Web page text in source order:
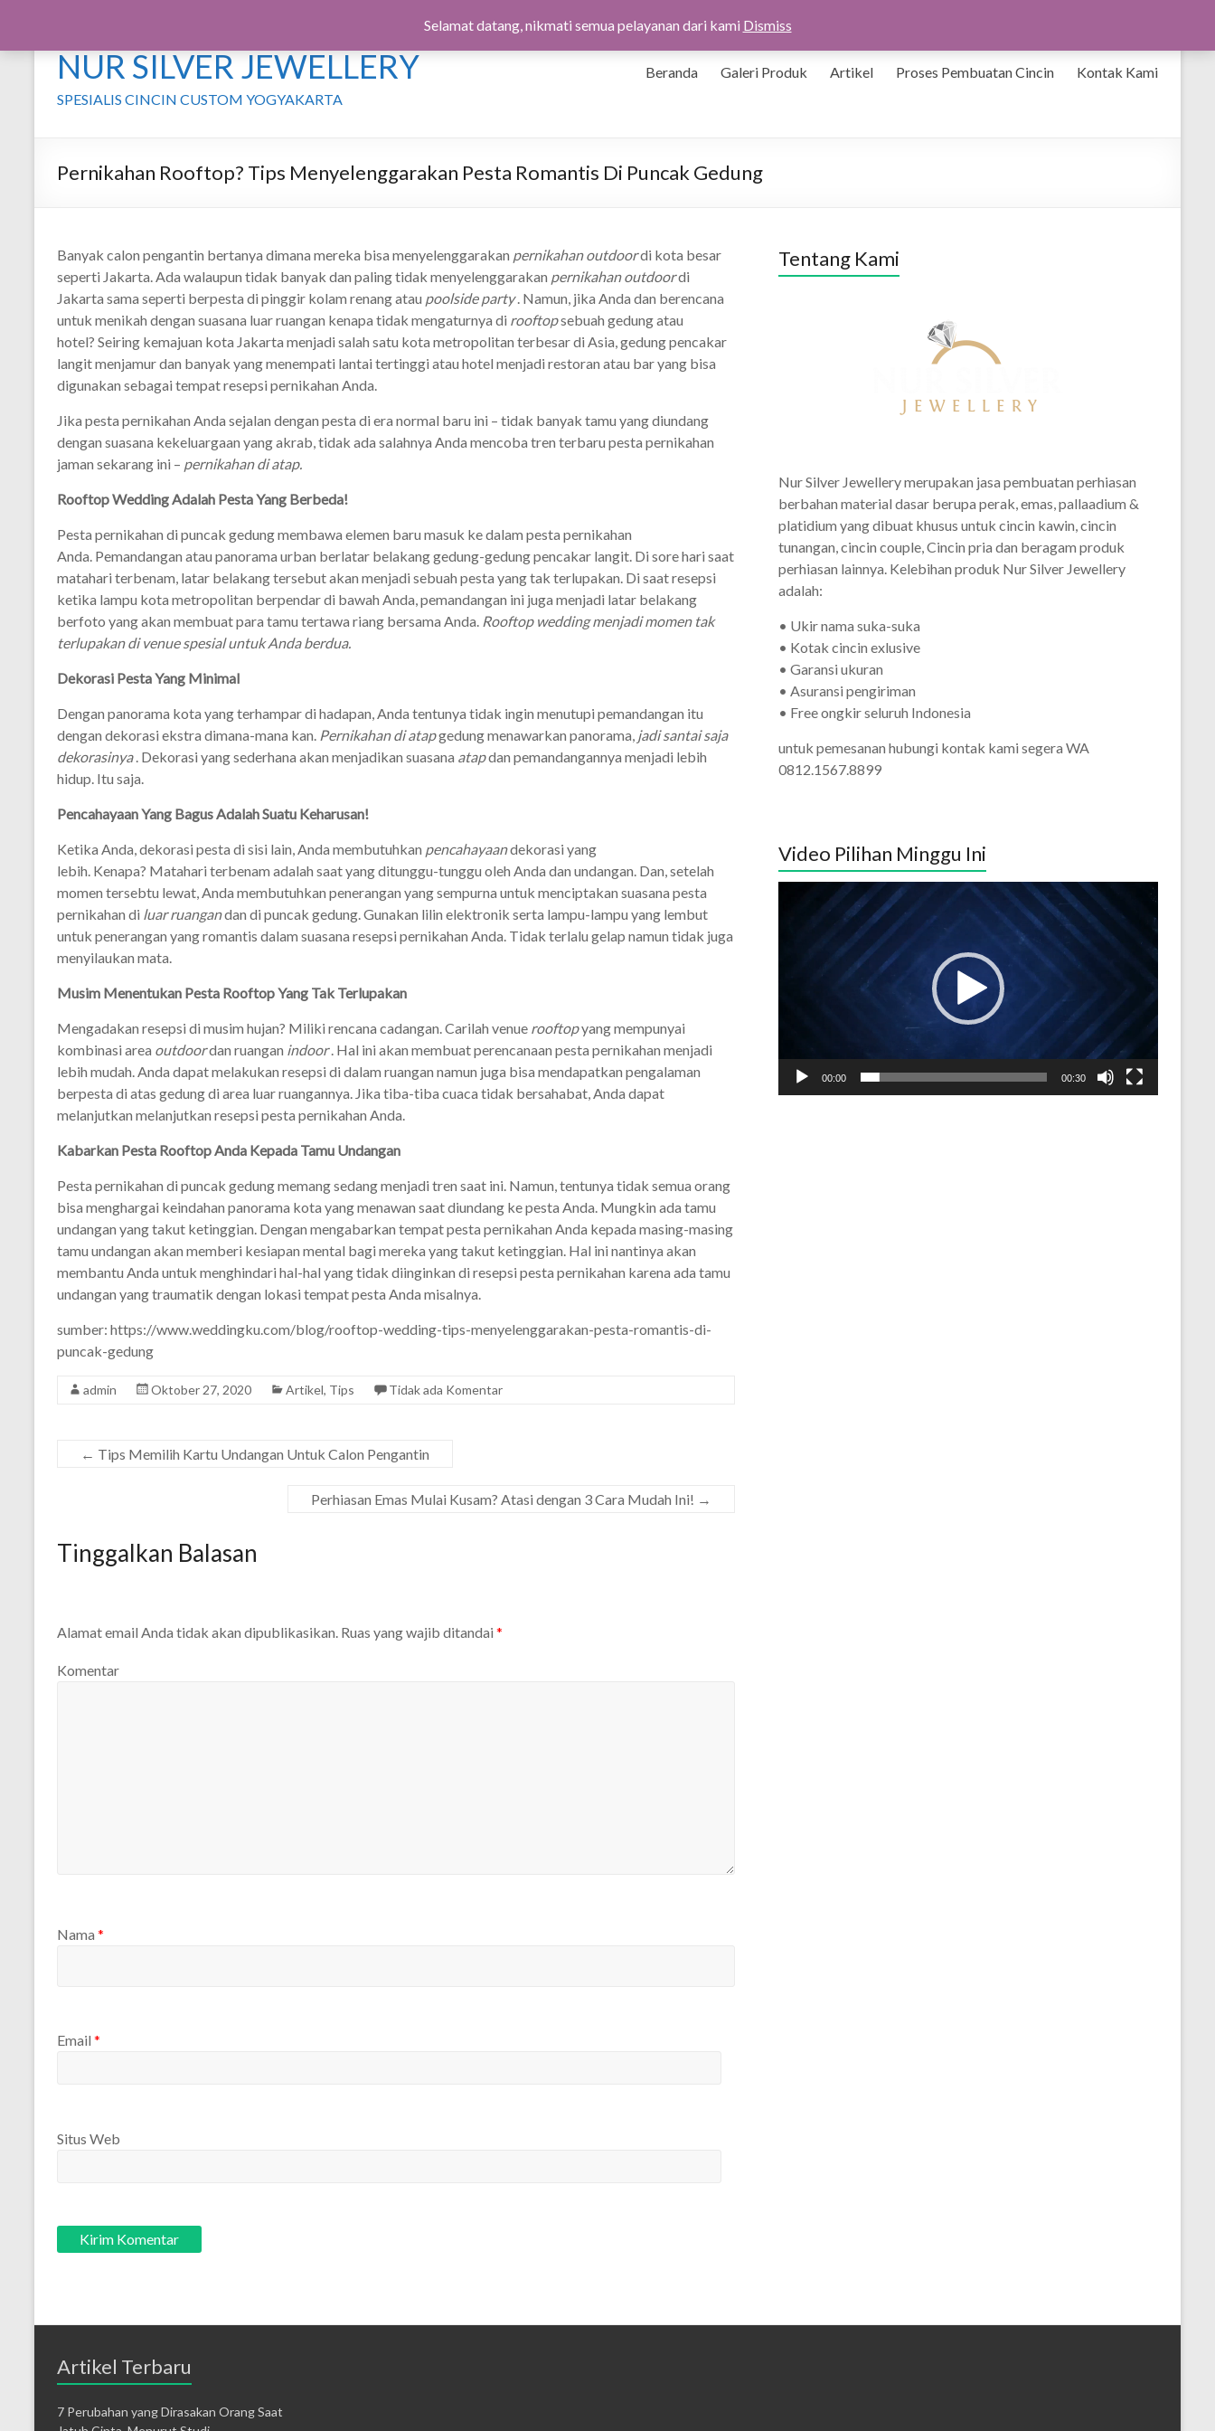
to
content
NUR SILVER JEWELLERY
SPESIALIS CINCIN CUSTOM YOGYAKARTA
Beranda Galeri Produk Artikel Proses Pembuatan Cincin Kontak Kami
Pernikahan Rooftop? Tips Menyelenggarakan Pesta Romantis Di Puncak Gedung
Banyak calon pengantin bertanya dimana mereka bisa menyelenggarakan pernikahan outdoordi kota besar
seperti Jakarta. Ada walaupun tidak banyak dan paling tidak menyelenggarakan pernikahanoutdoordi
Jakarta sama seperti berpesta di pinggir kolam renang atau poolside party. Namun, jika Anda dan berencana
untuk menikah dengan suasana luar ruangan kenapa tidak mengaturnya di rooftopsebuah gedung atau
hotel? Seiring kemajuan kota Jakarta menjadi salah satu kota metropolitan terbesar di Asia, gedung pencakar
langit menjamur dan banyak yang menempati lantai tertinggi atau hotel menjadi restoran atau bar yang bisa
digunakan sebagai tempat resepsi pernikahan Anda.
Jika pesta pernikahan Anda sejalan dengan pesta di era normal baru ini – tidak banyak tamu yang diundang
dengan suasana kekeluargaan yang akrab, tidak ada salahnya Anda mencoba tren terbaru pesta pernikahan
jaman sekarang ini – pernikahan di atap.
Rooftop Wedding Adalah Pesta Yang Berbeda!
Pesta pernikahan di puncak gedung membawa elemen baru masuk ke dalam pesta pernikahan
Anda. Pemandangan atau panorama urban berlatar belakang gedung-gedung pencakar langit. Di sore hari saat
matahari terbenam, latar belakang tersebut akan menjadi sebuah pesta yang tak terlupakan. Di saat resepsi
ketika lampu kota metropolitan berpendar di bawah Anda, pemandangan ini juga menjadi latar belakang
berfoto yang akan membuat para tamu tertawa riang bersama Anda. Rooftop wedding menjadi momen tak
terlupakan di venue spesial untuk Anda berdua.
Dekorasi Pesta Yang Minimal
Dengan panorama kota yang terhampar di hadapan, Anda tentunya tidak ingin menutupi pemandangan itu
dengan dekorasi ekstra dimana-mana kan. Pernikahan di atapgedung menawarkan panorama, jadi santai saja
dekorasinya. Dekorasi yang sederhana akan menjadikan suasana atapdan pemandangannya menjadi lebih
hidup. Itu saja.
Pencahayaan Yang Bagus Adalah Suatu Keharusan!
Ketika Anda, dekorasi pesta di sisi lain, Anda membutuhkan pencahayaandekorasi yang
lebih. Kenapa? Matahari terbenam adalah saat yang ditunggu-tunggu oleh Anda dan undangan. Dan, setelah
momen tersebtu lewat, Anda membutuhkan penerangan yang sempurna untuk menciptakan suasana pesta
pernikahan di luar ruangandan di puncak gedung. Gunakan lilin elektronik serta lampu-lampu yang lembut
untuk penerangan yang romantis dalam suasana resepsi pernikahan Anda. Tidak terlalu gelap namun tidak juga
menyilaukan mata.
Musim Menentukan Pesta Rooftop Yang Tak Terlupakan
Mengadakan resepsi di musim hujan? Miliki rencana cadangan. Carilah venue rooftopyang mempunyai
kombinasi area outdoordan ruangan indoor. Hal ini akan membuat perencanaan pesta pernikahan menjadi
lebih mudah. Anda dapat melakukan resepsi di dalam ruangan namun juga bisa mendapatkan pengalaman
berpesta di atas gedung di area luar ruangannya. Jika tiba-tiba cuaca tidak bersahabat, Anda dapat
melanjutkan melanjutkan resepsi pesta pernikahan Anda.
Kabarkan Pesta Rooftop Anda Kepada Tamu Undangan
Pesta pernikahan di puncak gedung memang sedang menjadi tren saat ini. Namun, tentunya tidak semua orang
bisa menghargai keindahan panorama kota yang menawan saat diundang ke pesta Anda. Mungkin ada tamu
undangan yang takut ketinggian. Dengan mengabarkan tempat pesta pernikahan Anda kepada masing-masing
tamu undangan akan memberi kesiapan mental bagi mereka yang takut ketinggian. Hal ini nantinya akan
membantu Anda untuk menghindari hal-hal yang tidak diinginkan di resepsi pesta pernikahan karena ada tamu
undangan yang traumatik dengan lokasi tempat pesta Anda misalnya.
sumber: https://www.weddingku.com/blog/rooftop-wedding-tips-menyelenggarakan-pesta-romantis-di-
puncak-gedung
admin Oktober 27, 2020 Artikel, Tips Tidak ada Komentar
← Tips Memilih Kartu Undangan Untuk Calon Pengantin
Perhiasan Emas Mulai Kusam? Atasi dengan 3 Cara Mudah Ini! →
Tinggalkan Balasan
Alamat email Anda tidak akan dipublikasikan. Ruas yang wajib ditandai *
Komentar
Nama *
Email *
Situs Web
Tentang Kami
Nur Silver Jewellery merupakan jasa pembuatan perhiasan
berbahan material dasar berupa perak, emas, pallaadium &
platidium yang dibuat khusus untuk cincin kawin, cincin
tunangan, cincin couple, Cincin pria dan beragam produk
perhiasan lainnya. Kelebihan produk Nur Silver Jewellery
adalah:
• Ukir nama suka-suka
• Kotak cincin exlusive
• Garansi ukuran
• Asuransi pengiriman
• Free ongkir seluruh Indonesia
untuk pemesanan hubungi kontak kami segera WA
0812.1567.8899
Video Pilihan Minggu Ini
00:00 00:30
Artikel Terbaru
7 Perubahan yang Dirasakan Orang Saat
Selamat datang, nikmati semua pelayanan dari kami Dismiss